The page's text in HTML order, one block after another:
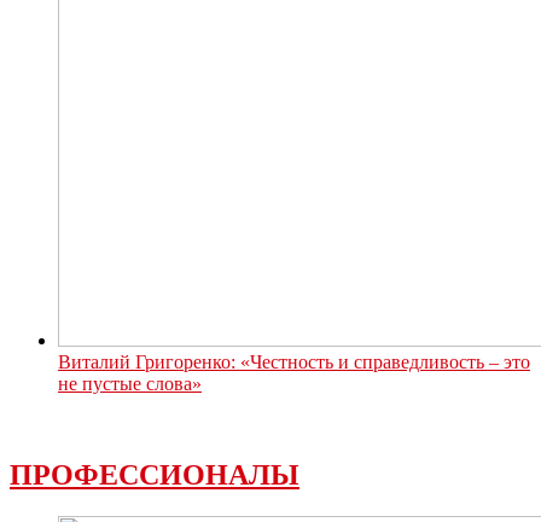
Виталий Григоренко: «Честность и справедливость – это
не пустые слова»
ПРОФЕССИОНАЛЫ